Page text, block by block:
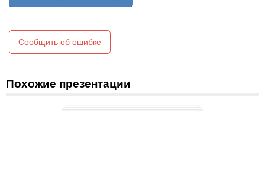
Сообщить об ошибке
Похожие презентации